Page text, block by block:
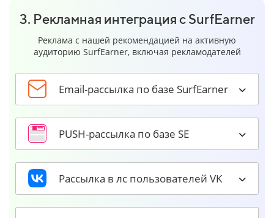
3. Рекламная интеграция с SurfEarner
Реклама с нашей рекомендацией на активную
аудиторию SurfEarner, включая рекламодателей
Email-рассылка по базе SurfEarner
PUSH-рассылка по базе SE
Рассылка в лс пользователей VK